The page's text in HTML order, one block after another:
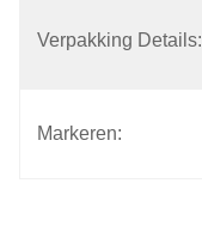
Verpakking Details:
Markeren: